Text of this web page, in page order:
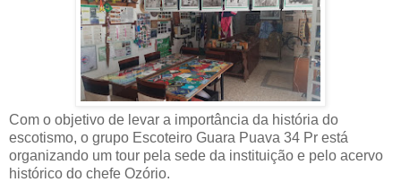
Com o objetivo de levar a importância da história do
escotismo, o grupo Escoteiro Guara Puava 34 Pr está
organizando um tour pela sede da instituição e pelo acervo
histórico do chefe Ozório.